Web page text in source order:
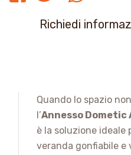
Richiedi
Quando lo spazio
l’Annesso Dometic
è la soluzione ideale
veranda gonfiabile e